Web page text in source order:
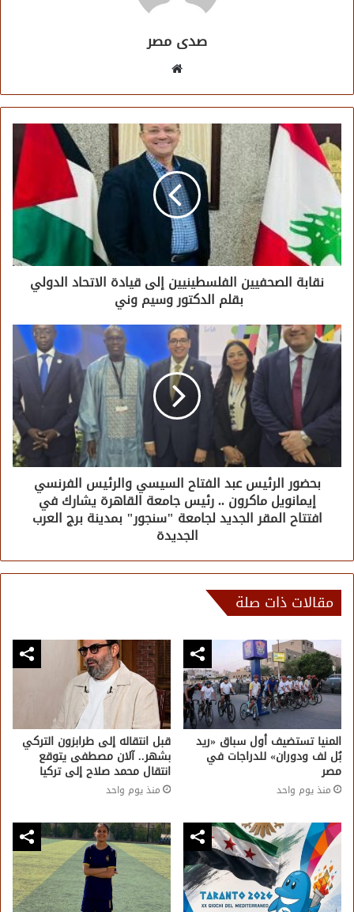
صدى مصر
نقابة الصحفيين الفلسطينيين إلى قيادة الاتحاد الدولي
بقلم الدكتور وسيم وني
بحضور الرئيس عبد الفتاح السيسي والرئيس الفرنسي
إيمانويل ماكرون .. رئيس جامعة القاهرة يشارك في
افتتاح المقر الجديد لجامعة "سنجور" بمدينة برج العرب
الجديدة
مقالات ذات صلة
المنيا تستضيف أول سباق «ريد
بُل لف ودوران» للدراجات في
مصر
منذ يوم واحد
قبل انتقاله إلى طرابزون التركي
بشهر.. آلان مصطفى يتوقع
انتقال محمد صلاح إلى تركيا
منذ يوم واحد